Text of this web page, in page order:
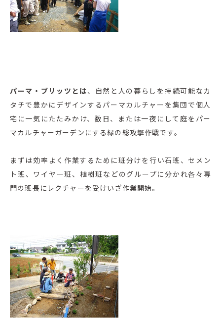
パーマ・ブリッツとは、自然と人の暮らしを持続可能なカ
タチで豊かにデザインするパーマカルチャーを集団で個人
宅に一気にたたみかけ、数日、または一夜にして庭をパー
マカルチャーガーデンにする緑の総攻撃作戦です。
まずは効率よく作業するために班分けを行い石班、セメン
ト班、ワイヤー班、植樹班などのグループに分かれ各々専
門の班長にレクチャーを受けいざ作業開始。